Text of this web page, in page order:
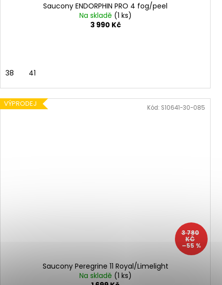
Saucony ENDORPHIN PRO 4 fog/peel
Na skladě (1 ks)
3 990 Kč
38 41
VÝPRODEJ
3 780
KČ
–55 %
Saucony Peregrine 11 Royal/Limelight
Na skladě (1 ks)
Kód: S10641-30-085